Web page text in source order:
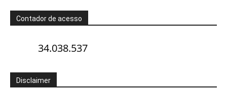
Contador de acesso
34.038.537
Disclaimer